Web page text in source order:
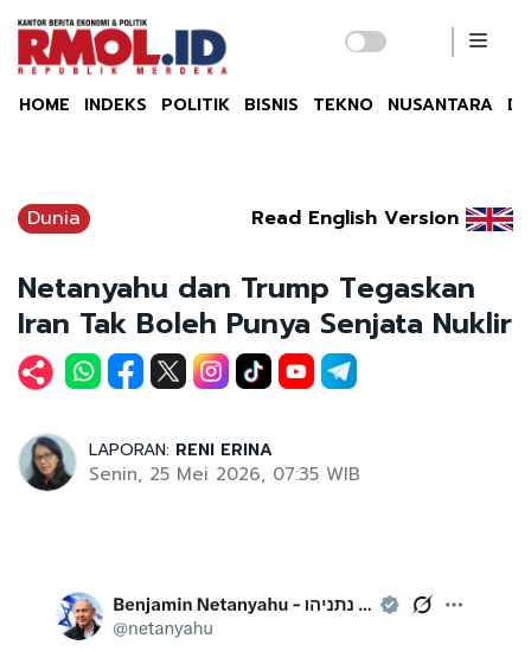
HOME INDEKS POLITIK BISNIS TEKNO NUSANTARA
Dunia Read English Version
Netanyahu dan Trump Tegaskan
Iran Tak Boleh Punya Senjata Nuklir
LAPORAN: RENI ERINA
Senin, 25 Mei 2026, 07:35 WIB